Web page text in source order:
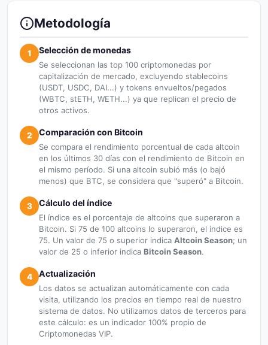
Metodología
1 Selección de monedas
Se seleccionan las top 100 criptomonedas por
capitalización de mercado, excluyendo stablecoins
(USDT, USDC, DAI...) y tokens envueltos/pegados
(WBTC, stETH, WETH...) ya que replican el precio de
otros activos.
2 Comparación con Bitcoin
Se compara el rendimiento porcentual de cada altcoin
en los últimos 30 días con el rendimiento de Bitcoin en
el mismo período. Si una altcoin subió más (o bajó
menos) que BTC, se considera que "superó" a Bitcoin.
3 Cálculo del índice
El índice es el porcentaje de altcoins que superaron a
Bitcoin. Si 75 de 100 altcoins lo superaron, el índice es
75. Un valor de 75 o superior indica Altcoin Season; un
valor de 25 o inferior indica Bitcoin Season.
4 Actualización
Los datos se actualizan automáticamente con cada
visita, utilizando los precios en tiempo real de nuestro
sistema de datos. No utilizamos datos de terceros para
este cálculo: es un indicador 100% propio de
Criptomonedas VIP.